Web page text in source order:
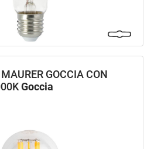
GOCCIA CON
Goccia